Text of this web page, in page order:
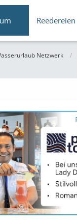
Reedereien
Netzwerk